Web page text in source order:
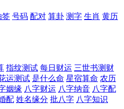
签 号码 配对 算卦 测字 生肖 黄历
指纹测试 每日财运 三世书测财
运测试 是什么命 星宿算命 农历
姻缘 八字财运 八字纳音 八字配
配 姓名缘分 批八字 八字知识